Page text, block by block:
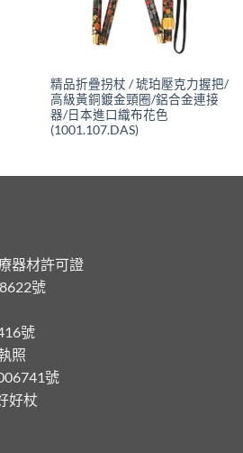
精品折疊拐杖 / 琥珀壓克力握把/
高級黃銅鍍金頸圈/鋁合金連接
器/日本進口織布花色
(1001.107.DAS)
器材許可證
號
號
照
號
好杖